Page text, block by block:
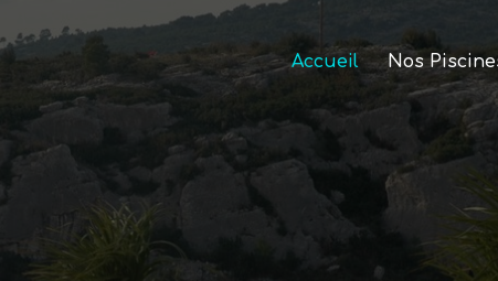
Accueil Nos